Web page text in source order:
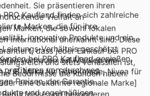
Sie präsentieren ihren
Vielfalt an
Marken, die sowohl lokalen
international anerkannt sind. Diese
dass jeder Einkauf bei PRO
und stets verlässlich ist,
Bedürfnisse die Kunden haben.
Kaufland finden sich zahlreiche
Marken, die für ihre
innovative Produkte und ein
Verhältnis geschätzt
vertrauen auf Marken wie
z.B. Milka für Schokolade, Nivea für
eine bekannte regionale Marke]
bei PRO Kaufland genießen,
profitieren von durchweg
Preisen, der Garantie
und regelmäßigen